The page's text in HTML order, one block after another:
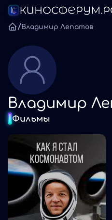
/Владимир Лепатов
Владимир
Фильмы